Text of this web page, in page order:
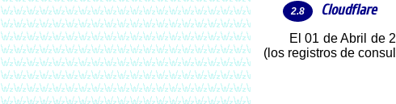
Cloudflare
El 01 de Abril de
(los registros de